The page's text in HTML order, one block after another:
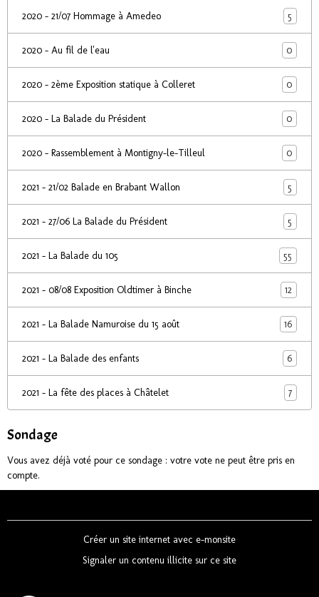
2020 - 21/07 Hommage à Amedeo 5
2020 - Au fil de l'eau 0
2020 - 2ème Exposition statique à Colleret 0
2020 - La Balade du Président 0
2020 - Rassemblement à Montigny-le-Tilleul 0
2021 - 21/02 Balade en Brabant Wallon 5
2021 - 27/06 La Balade du Président 5
2021 - La Balade du 105 55
2021 - 08/08 Exposition Oldtimer à Binche 12
2021 - La Balade Namuroise du 15 août 16
2021 - La Balade des enfants 6
2021 - La fête des places à Châtelet 7
Sondage
Vous avez déjà voté pour ce sondage : votre vote ne peut être pris en
compte.
Créer un site internet avec e-monsite
Signaler un contenu illicite sur ce site